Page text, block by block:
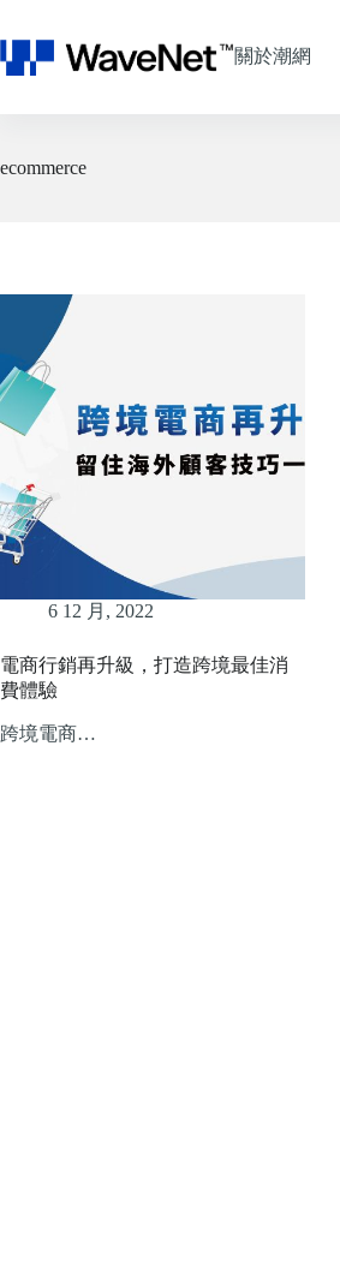
至
主
關於潮網
ecommerce
6 12 月, 2022
電商行銷再升級，打造跨境最佳消
費體驗
跨境電商…